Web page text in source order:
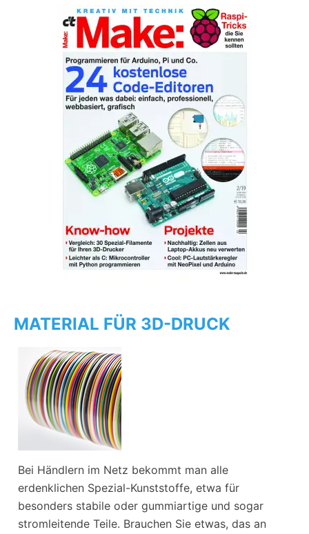
MATERIAL FÜR 3D-DRUCK
Bei Händlern im Netz bekommt man alle
erdenklichen Spezial-Kunststoffe, etwa für
besonders stabile oder gummiartige und sogar
stromleitende Teile. Brauchen Sie etwas, das an